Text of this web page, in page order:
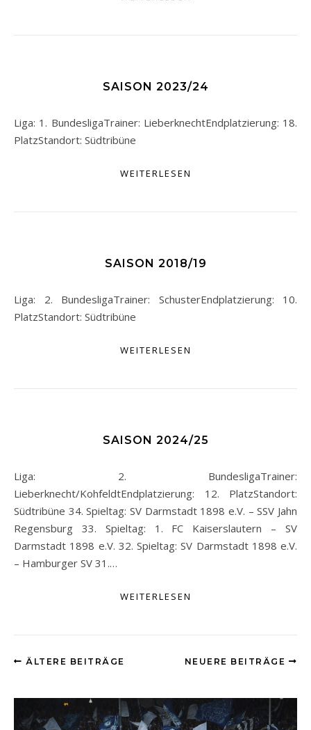
SAISON 2023/24
Liga: 1. BundesligaTrainer: LieberknechtEndplatzierung: 18.
PlatzStandort: Südtribüne
WEITERLESEN
SAISON 2018/19
Liga: 2. BundesligaTrainer: SchusterEndplatzierung: 10.
PlatzStandort: Südtribüne
WEITERLESEN
SAISON 2024/25
Liga: 2. BundesligaTrainer:
Lieberknecht/KohfeldtEndplatzierung: 12. PlatzStandort:
Südtribüne 34. Spieltag: SV Darmstadt 1898 e.V. – SSV Jahn
Regensburg 33. Spieltag: 1. FC Kaiserslautern – SV
Darmstadt 1898 e.V. 32. Spieltag: SV Darmstadt 1898 e.V.
– Hamburger SV 31.…
WEITERLESEN
ÄLTERE BEITRÄGE NEUERE BEITRÄGE